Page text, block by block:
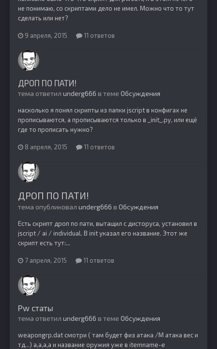
не понимаю, со скриптами дело не имел. Можно что то тут
сделать или нет?
9 апреля, 2015 11 ответов
ДРОП ПО ПАТИ!
тема ответил underg666 в теме Обсуждения
насколько я понял скрипты из папки jscript в конфигах не
прописываются, а прописываются только в _init_.py, или ещё
где то прописать нужно?
8 апреля, 2015 11 ответов
ДРОП ПО ПАТИ!
тема опубликовал underg666 в Обсуждения
Есть скрипт дроп по пати, вытащил с дисторуса, установил в
jscript / ai / individual. В init указал его название. Этот же
скрипт есть тут:...
7 апреля, 2015 11 ответов
Pw статы
тема ответил underg666 в теме Обсуждения
weapongrp.dat смотри ( там будет физ атака /М атака вес и
тд...) a,a,a,a и название оружия уже в itemname-e